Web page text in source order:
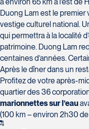
Duong Lam est le
vestige culturel national.
qui permettra à la localité
patrimoine. Duong Lam
centaines d’années.
Après le dîner dans un
Profitez de votre après-
quartier des 36
marionnettes sur l’eau
(100 km – environ 2h30 de
4
Voyages Boislard
2840 Boulevard
Saint-Hyacinthe
J2S 4Z1
Tél :450-774-6436 / 1-
Voyages CAA Québec
500 rue Bouvier - Suite
Québec
G2J 1E3
Tél :418-624-8222 / 1-